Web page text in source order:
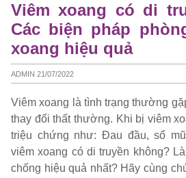
Viêm xoang có di
Các biện pháp
xoang hiệu quả
ADMIN 21/07/2022
Viêm xoang là tình trạng thường
thay đổi thất thường. Khi bị viêm
triệu chứng như: Đau đầu, sổ
viêm xoang có di truyền không?
chống hiệu quả nhất? Hãy cùng